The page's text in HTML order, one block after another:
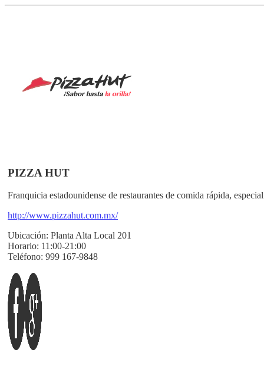
PIZZA HUT
Franquicia estadounidense de restaurantes de comida rápida,
http://www.pizzahut.com.mx/
Ubicación: Planta Alta Local 201
Horario: 11:00-21:00
Teléfono: 999 167-9848